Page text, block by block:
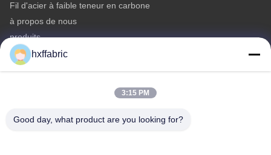
Fil d'acier à faible teneur en carbone
à propos de nous
produits
Contactez-nous
Tissu en néoprène SBR
hxffabric
3:15 PM
Good day, what product are you looking for?